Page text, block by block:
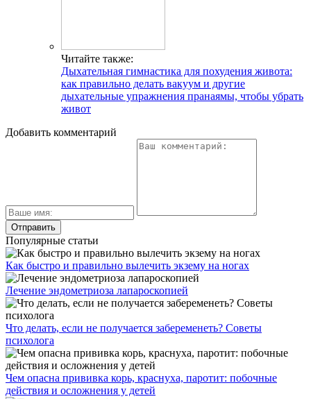
Читайте также:
Дыхательная гимнастика для похудения живота:
как правильно делать вакуум и другие
дыхательные упражнения пранаямы, чтобы убрать
живот
Добавить комментарий
Популярные статьи
Как быстро и правильно вылечить экзему на ногах
Лечение эндометриоза лапароскопией
Что делать, если не получается забеременеть? Советы
психолога
Чем опасна прививка корь, краснуха, паротит: побочные
действия и осложнения у детей